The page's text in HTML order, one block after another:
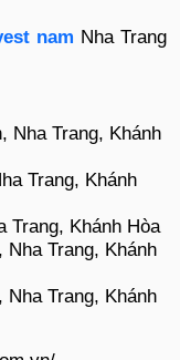
nam Nha Trang
Nha Trang, Khánh
Trang, Khánh
Trang, Khánh Hòa
Trang, Khánh
Trang, Khánh